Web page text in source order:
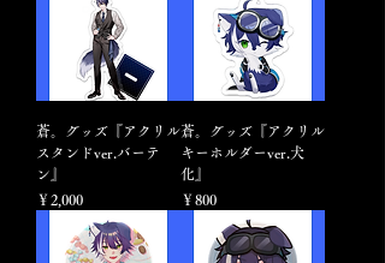
蒼。グッズ『アクリル
スタンドver.バーテ
ン』
価格
￥2,000
蒼。グッズ『アクリル
キーホルダーver.犬
化』
価格
￥800